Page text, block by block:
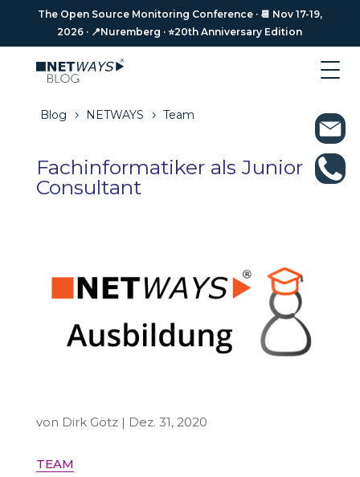
The Open Source Monitoring Conference · 📆 Nov 17-19,
2026 · 📍Nuremberg · ⭐️20th Anniversary Edition
The Open Source Monitoring Conference · 📆 Nov 17-19,
2026 · 📍Nuremberg · ⭐️20th Anniversary Edition
Blog 5 NETWAYS 5 Team
Fachinformatiker als Junior
Consultant
von Dirk Götz| Dez. 31, 2020
TEAM